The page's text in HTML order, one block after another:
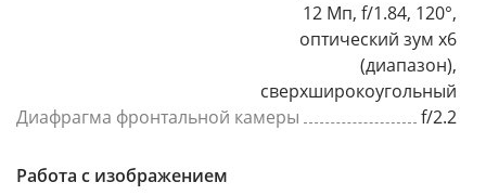
12 Мп, f/1.84, 120°,
оптический зум x6
(диапазон),
сверхширокоугольный
Диафрагма фронтальной камеры
f/2.2
Работа с изображением